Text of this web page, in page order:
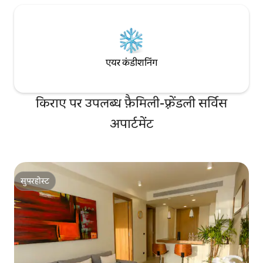
किड प्ले रूम * इन - ग्राउंड पूल बार * ग्राउंड फ़्लोर पर
24 घंटे रिसेप्शन लॉबी * 24 घंटे सुरक्षा सेवाएँ
एयर कंडीशनिंग
किराए पर उपलब्ध फ़ैमिली-फ़्रेंडली सर्विस
अपार्टमेंट
सुपरहोस्ट
सुपरहोस्ट